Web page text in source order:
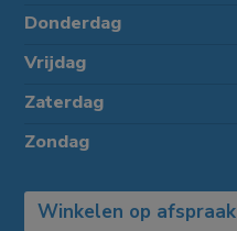
Donderdag
Vrijdag
Zaterdag
Zondag
Winkelen op afspraak